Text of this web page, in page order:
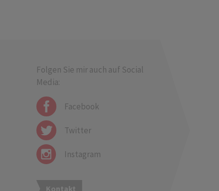
Folgen Sie mir auch auf Social
Media:
Facebook
Twitter
Instagram
Kontakt